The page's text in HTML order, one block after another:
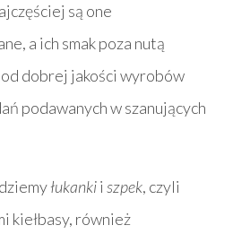
są one
a ich smak poza nutą
dobrej jakości wyrobów
podawanych w szanujących
łukankii szpek, czyli
kiełbasy, również